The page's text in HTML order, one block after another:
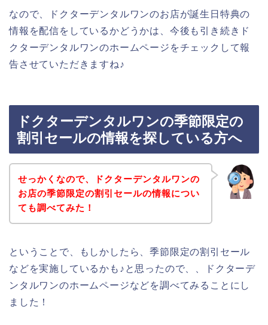
なので、ドクターデンタルワンのお店が誕生日特典の
情報を配信をしているかどうかは、今後も引き続きド
クターデンタルワンのホームページをチェックして報
告させていただきますね♪
ドクターデンタルワンの季節限定の
割引セールの情報を探している方へ
せっかくなので、ドクターデンタルワンの
お店の季節限定の割引セールの情報につい
ても調べてみた！
ということで、もしかしたら、季節限定の割引セール
などを実施しているかも♪と思ったので、、ドクターデ
ンタルワンのホームページなどを調べてみることにし
ました！